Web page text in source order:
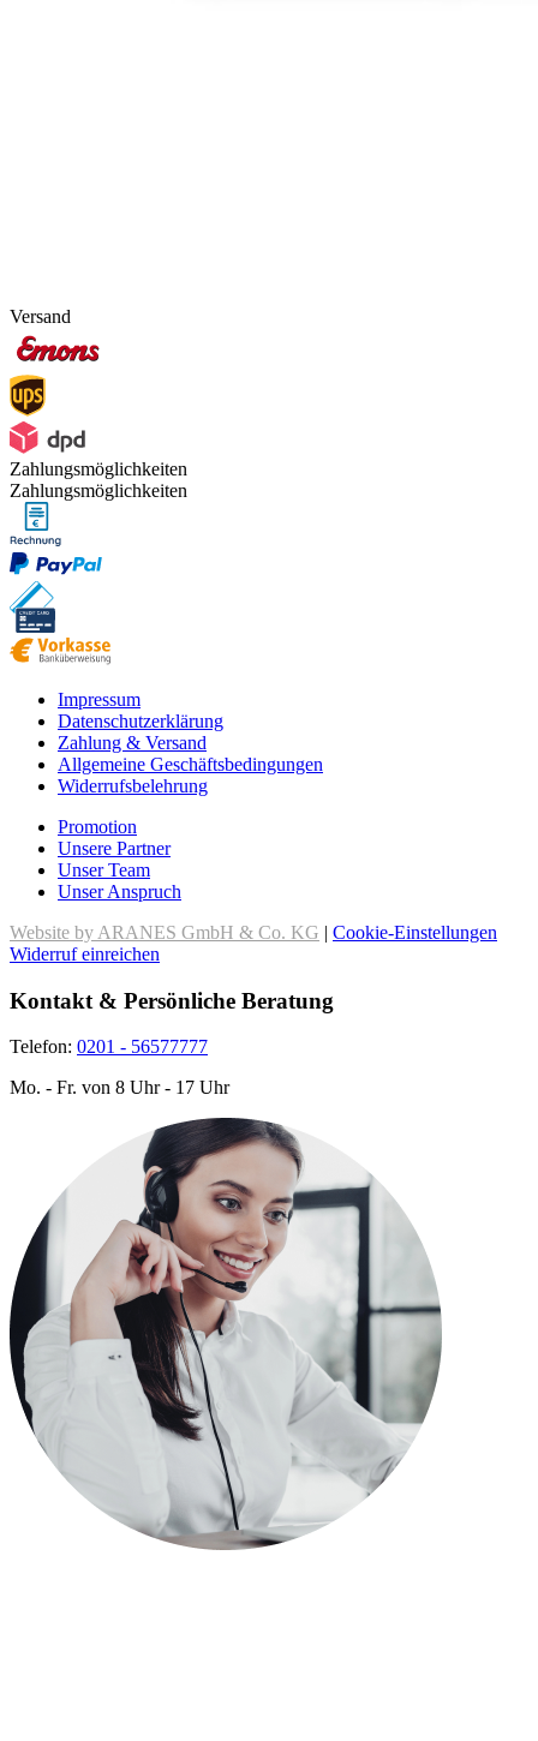
Versand
Zahlungsmöglichkeiten
Zahlungsmöglichkeiten
Impressum
Datenschutzerklärung
Zahlung & Versand
Allgemeine Geschäftsbedingungen
Widerrufsbelehrung
Promotion
Unsere Partner
Unser Team
Unser Anspruch
Website by ARANES GmbH & Co. KG | Cookie-Einstellungen
Widerruf einreichen
Kontakt & Persönliche Beratung
Telefon: 0201 - 56577777
Mo. - Fr. von 8 Uhr - 17 Uhr